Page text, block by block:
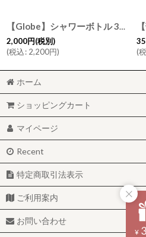
【Globe】シャワーボトル 350ml グローブ 除菌 無地 磁器 丸 ディスペンサー 詰替え容器 日本製 ロロ LOLO ウィルス対策 インフルエンザ予防
2,000円(税別)
(税込: 2,200円)
(
ホーム
ショッピングカート
マイページ
Recent
特定商取引法表示
ご利用案内
お問い合わせ
¥